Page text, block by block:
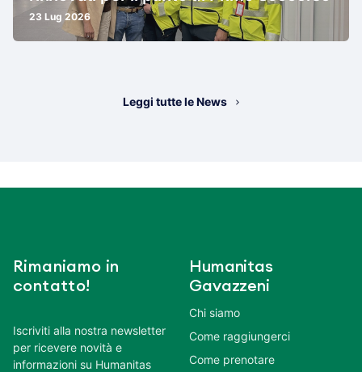
23 Lug 2026
Leggi tutte le News
Rimaniamo in
contatto!
Iscriviti alla nostra newsletter
per ricevere novità e
informazioni su Humanitas
Humanitas
Gavazzeni
Chi siamo
Come raggiungerci
Come prenotare